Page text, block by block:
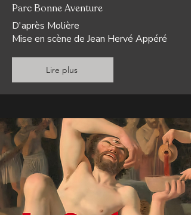
Parc Bonne Aventure
D'après Molière
Mise en scène de Jean Hervé Appéré
Lire plus